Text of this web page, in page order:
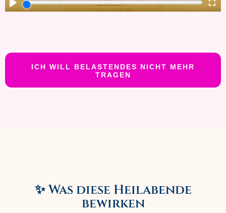
ICH WILL BELASTENDES NICHT MEHR
TRAGEN
✨ Was diese Heilabende
bewirken